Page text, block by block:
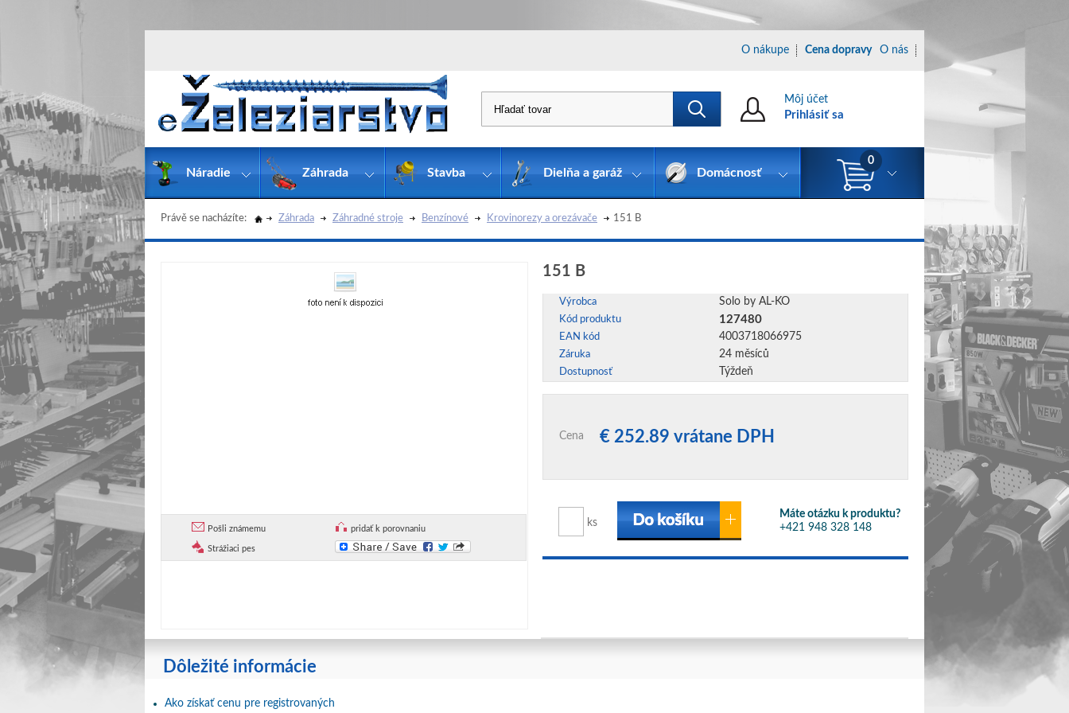
Právě se nacházíte: Záhrada Záhradné stroje Benzínové Krovinorezy a orezávače 151 B
151 B
Výrobca Solo by AL-KO
Kód produktu 127480
EAN kód 4003718066975
Záruka 24 měsíců
Dostupnosť Týždeň
Cena € 252.89 vrátane DPH
ks
Máte otázku k produktu?
+421 948 328 148
Pošli známemu pridať k porovnaniu
Strážiaci pes
Dôležité informácie
Ako získať cenu pre registrovaných
Môj účet
Prihlásiť sa
O nákupe Cena dopravy O nás
Náradie Záhrada Stavba Dielňa a garáž Domácnosť
0